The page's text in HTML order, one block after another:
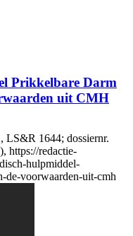
Prikkelbare Darm
uit CMH
LS&R 1644; dossiernr.
https://redactie-
hulpmiddel-
de-voorwaarden-uit-cmh